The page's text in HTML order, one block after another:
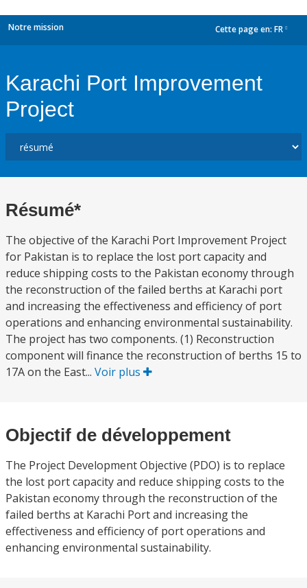
Notre mission Cette page en: FR
Karachi Port Improvement
Project
Résumé*
The objective of the Karachi Port Improvement Project
for Pakistan is to replace the lost port capacity and
reduce shipping costs to the Pakistan economy through
the reconstruction of the failed berths at Karachi port
and increasing the effectiveness and efficiency of port
operations and enhancing environmental sustainability.
The project has two components. (1) Reconstruction
component will finance the reconstruction of berths 15 to
17A on the East... Voir plus
Objectif de développement
The Project Development Objective (PDO) is to replace
the lost port capacity and reduce shipping costs to the
Pakistan economy through the reconstruction of the
failed berths at Karachi Port and increasing the
effectiveness and efficiency of port operations and
enhancing environmental sustainability.